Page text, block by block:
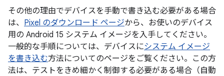
その他の理由でデバイスを手動で書き込む必要がある場合
は、 Pixel のダウンロード ページから、お使いのデバイス
用の Android 15 システム イメージを入手してください。
一般的な手順については、デバイスにシステム イメージ
を書き込む方法についてのページをご覧ください。この方
法は、テストをきめ細かく制御する必要がある場合（自動